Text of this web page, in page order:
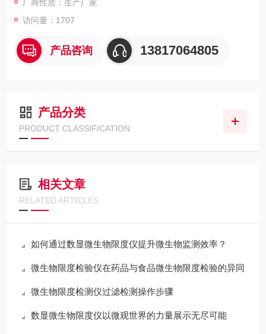
厂商性质：生产厂家
访问量：1707
产品咨询 13817064805
产品分类
PRODUCT CLASSIFICATION
相关文章
RELATED ARTICLES
如何通过数显微生物限度仪提升微生物监测效率？
微生物限度检验仪在药品与食品微生物限度检验的异同
微生物限度检测仪过滤检测操作步骤
数显微生物限度仪以微观世界的力量展示无尽可能